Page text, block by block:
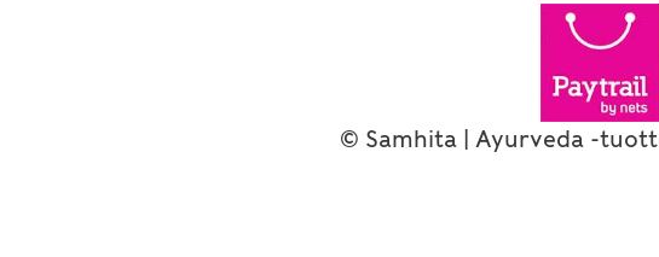
© Samhita | Ayurveda -